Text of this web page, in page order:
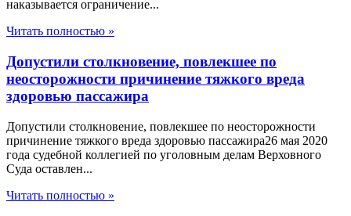
наказывается ограничение...
Читать полностью »
Допустили столкновение, повлекшее по
неосторожности причинение тяжкого вреда
здоровью пассажира
Допустили столкновение, повлекшее по неосторожности
причинение тяжкого вреда здоровью пассажира26 мая 2020
года судебной коллегией по уголовным делам Верховного
Суда оставлен...
Читать полностью »